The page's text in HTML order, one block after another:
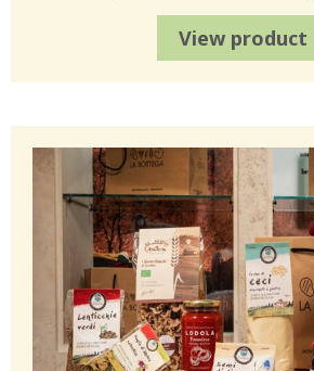
View product